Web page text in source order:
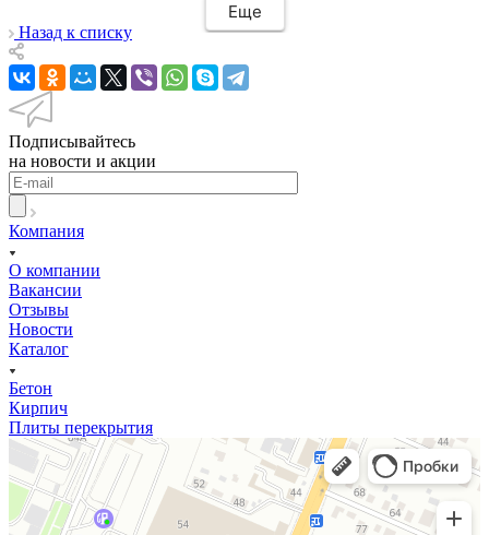
Еще
Назад к списку
Подписывайтесь
на новости и акции
Компания
О компании
Вакансии
Отзывы
Новости
Каталог
Бетон
Кирпич
Плиты перекрытия